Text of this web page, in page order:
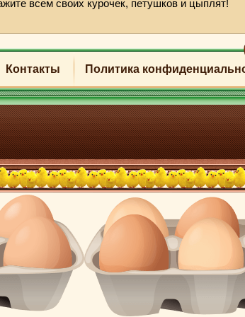
всем своих курочек, петушков и цыплят!
Контакты Политика